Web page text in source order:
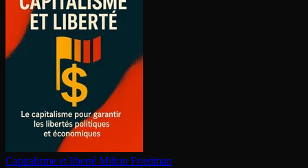
Capitalisme et liberté Milton Friedman